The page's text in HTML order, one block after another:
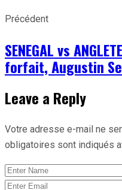
Précédent
SENEGAL vs
forfait, Augustin
Leave a Reply
Votre adresse e-mail ne
obligatoires sont indiqués